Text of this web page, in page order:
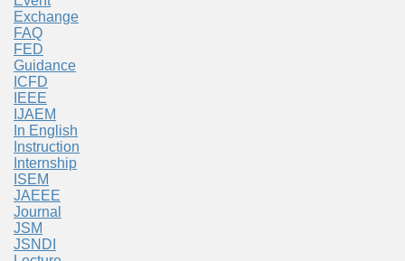
Exchange
FAQ
FED
Guidance
ICFD
IEEE
IJAEM
In English
Instruction
Internship
ISEM
JAEEE
Journal
JSM
JSNDI